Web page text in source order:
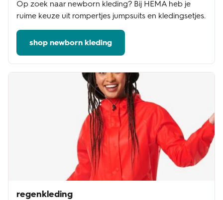
Op zoek naar newborn kleding? Bij HEMA heb je
ruime keuze uit rompertjes jumpsuits en kledingsetjes.
shop newborn kleding
regenkleding